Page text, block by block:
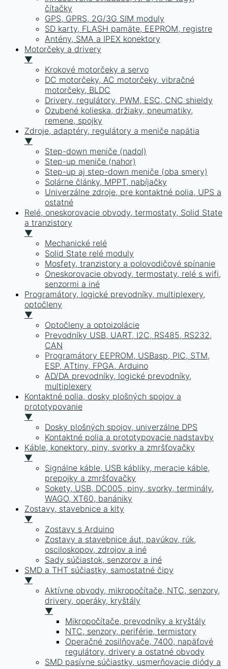
čítačky
GPS, GPRS, 2G/3G SIM moduly
SD karty, FLASH pamäte, EEPROM, registre
Antény, SMA a IPEX konektory
Motorčeky a drivery
▼
Krokové motorčeky a servo
DC motorčeky, AC motorčeky, vibračné
motorčeky, BLDC
Drivery, regulátory, PWM, ESC, CNC shieldy
Ozubené kolieska, držiaky, pneumatiky,
remene, spojky
Zdroje, adaptéry, regulátory a meniče napätia
▼
Step-down meniče (nadol)
Step-up meniče (nahor)
Step-up aj step-down meniče (oba smery)
Solárne články, MPPT, nabíjačky
Univerzálne zdroje, pre kontaktné polia, UPS a
ostatné
Relé, oneskorovacie obvody, termostaty, Solid State
a tranzistory
▼
Mechanické relé
Solid State relé moduly
Mosfety, tranzistory a polovodičové spínanie
Oneskorovacie obvody, termostaty, relé s wifi,
senzormi a iné
Programátory, logické prevodníky, multiplexery,
optočleny
▼
Optočleny a optoizolácie
Prevodníky USB, UART, I2C, RS485, RS232,
CAN
Programátory EEPROM, USBasp, PIC, STM,
ESP, ATtiny, FPGA, Arduino
AD/DA prevodníky, logické prevodníky,
multiplexery
Kontaktné polia, dosky plošných spojov a
prototypovanie
▼
Dosky plošných spojov, univerzálne DPS
Kontaktné polia a prototypovacie nadstavby
Káble, konektory, piny, svorky a zmršťovačky
▼
Signálne káble, USB kábliky, meracie káble,
prepojky a zmršťovačky
Sokety, USB, DC005, piny, svorky, terminály,
WAGO, XT60, banániky
Zostavy, stavebnice a kity
▼
Zostavy s Arduino
Zostavy a stavebnice áut, pavúkov, rúk,
osciloskopov, zdrojov a iné
Sady súčiastok, senzorov a iné
SMD a THT súčiastky, samostatné čipy
▼
Aktívne obvody, mikropočítače, NTC, senzory,
drivery, operáky, kryštály
▼
Mikropočítače, prevodníky a kryštály
NTC, senzory, periférie, termistory
Operačné zosilňovače, 7400, napäťové
regulátory, drivery a ostatné obvody
SMD pasívne súčiastky, usmerňovacie diódy a